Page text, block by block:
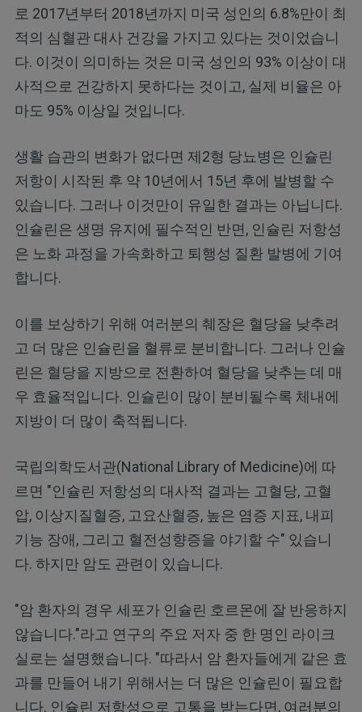
로 2017년부터 2018년까지 미국 성인의 6.8%만이 최
적의 심혈관 대사 건강을 가지고 있다는 것이었습니
다. 이것이 의미하는 것은 미국 성인의 93% 이상이 대
사적으로 건강하지 못하다는 것이고, 실제 비율은 아
마도 95% 이상일 것입니다.
생활 습관의 변화가 없다면 제2형 당뇨병은 인슐린
저항이 시작된 후 약 10년에서 15년 후에 발병할 수
있습니다. 그러나 이것만이 유일한 결과는 아닙니다.
인슐린은 생명 유지에 필수적인 반면, 인슐린 저항성
은 노화 과정을 가속화하고 퇴행성 질환 발병에 기여
합니다.
이를 보상하기 위해 여러분의 췌장은 혈당을 낮추려
고 더 많은 인슐린을 혈류로 분비합니다. 그러나 인슐
린은 혈당을 지방으로 전환하여 혈당을 낮추는 데 매
우 효율적입니다. 인슐린이 많이 분비될수록 체내에
지방이 더 많이 축적됩니다.
국립의학도서관(National Library of Medicine)에 따
르면 "인슐린 저항성의 대사적 결과는 고혈당, 고혈
압, 이상지질혈증, 고요산혈증, 높은 염증 지표, 내피
기능 장애, 그리고 혈전성향증을 야기할 수" 있습니
다. 하지만 암도 관련이 있습니다.
"암 환자의 경우 세포가 인슐린 호르몬에 잘 반응하지
않습니다."라고 연구의 주요 저자 중 한 명인 라이크
실로는 설명했습니다. "따라서 암 환자들에게 같은 효
과를 만들어 내기 위해서는 더 많은 인슐린이 필요합
니다. 인슐린 저항성으로 고통을 받는다면, 여러분의